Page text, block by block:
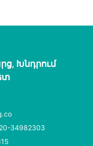
Խնդրում
34982303